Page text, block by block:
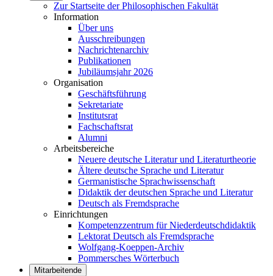
Zur Startseite der Philosophischen Fakultät
Information
Über uns
Ausschreibungen
Nachrichtenarchiv
Publikationen
Jubiläumsjahr 2026
Organisation
Geschäftsführung
Sekretariate
Institutsrat
Fachschaftsrat
Alumni
Arbeitsbereiche
Neuere deutsche Literatur und Literaturtheorie
Ältere deutsche Sprache und Literatur
Germanistische Sprachwissenschaft
Didaktik der deutschen Sprache und Literatur
Deutsch als Fremdsprache
Einrichtungen
Kompetenzzentrum für Niederdeutschdidaktik
Lektorat Deutsch als Fremdsprache
Wolfgang-Koeppen-Archiv
Pommersches Wörterbuch
Mitarbeitende